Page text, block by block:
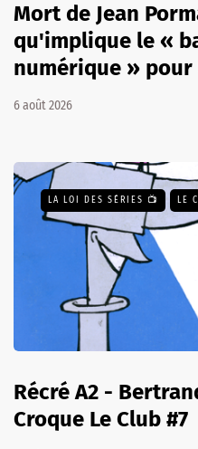
Mort de Jean
qu'implique le «
numérique »
6 août 2026
LA LOI DES SÉRIES 📺 LE
Récré A2 -
Croque Le Club #7